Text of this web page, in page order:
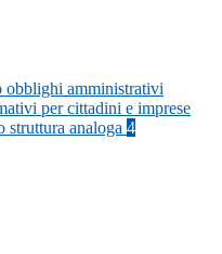
obblighi amministrativi
per cittadini e imprese
analoga 4